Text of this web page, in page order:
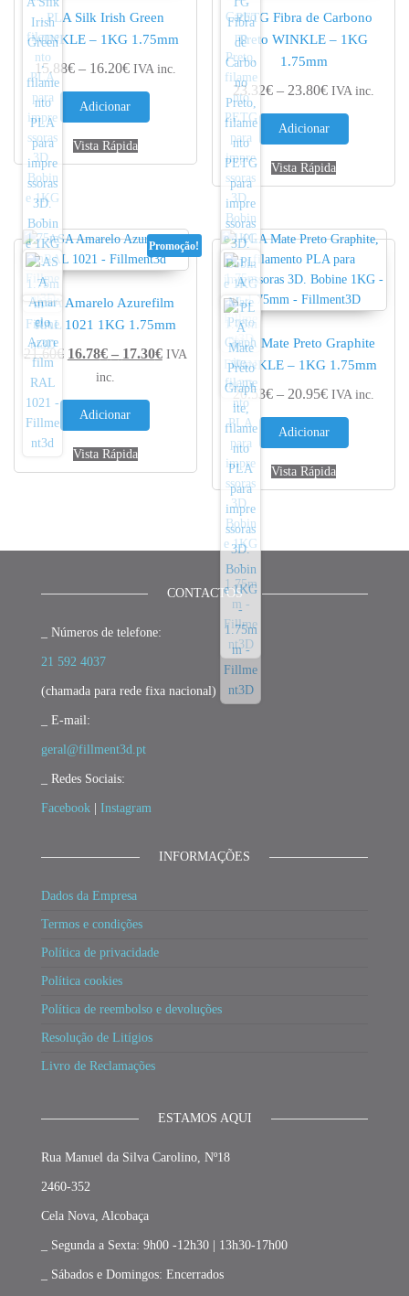
PLA Silk Irish Green
WINKLE – 1KG 1.75mm
15.88€ – 16.20€Price range: 15.88€ through 16.20€
IVA inc.
Adicionar
Vista Rápida
PETG Fibra de Carbono
Preto WINKLE – 1KG
1.75mm
23.32€ – 23.80€Price range:
IVA inc.
Adicionar
Vista Rápida
Promoção!
ASA Amarelo Azurefilm
RAL 1021 1KG 1.75mm
21.60€ 16.78€ – 17.30€Price range: 16.78€ through 17.30€
IVA
inc.
Adicionar
Vista Rápida
PLA Mate Preto Graphite
WINKLE – 1KG 1.75mm
20.53€ – 20.95€Price range:
IVA inc.
Adicionar
Vista Rápida
CONTACTOS
_ Números de telefone:
21 592 4037
(chamada para rede fixa nacional)
_ E-mail:
geral@fillment3d.pt
_ Redes Sociais:
Facebook Instagram
INFORMAÇÕES
Dados da Empresa
Termos e condições
Política de privacidade
Política cookies
Política de reembolso e devoluções
Resolução de Litígios
Livro de Reclamações
ESTAMOS AQUI
Rua Manuel da Silva Carolino, Nº18
2460-352
Cela Nova, Alcobaça
_ Segunda a Sexta: 9h00 -12h30 | 13h30-17h00
_ Sábados e Domingos: Encerrados